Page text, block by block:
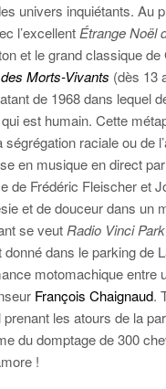
univers inquiétants. Au
l’excellent Étrange Noël
et le grand classique de
Morts-Vivants (dès 13
de 1968 dans lequel
est humain. Cette
raciale ou de
en musique en direct
de Frédéric Fleischer et
et de douceur dans un
se veut Radio Vinci Park
dans le parking de
motomachique entre
François Chaignaud.
les atours de la
du domptage de 300
!